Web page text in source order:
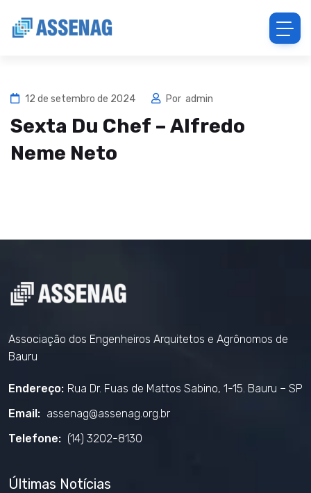
12 de setembro de 2024 Por admin
Sexta Du Chef – Alfredo
Neme Neto
Associação dos Engenheiros Arquitetos e Agrônomos de
Bauru
Endereço: Rua Dr. Fuas de Mattos Sabino, 1-15. Bauru – SP
Email: assenag@assenag.org.br
Telefone: (14) 3202-8130
Últimas Notícias